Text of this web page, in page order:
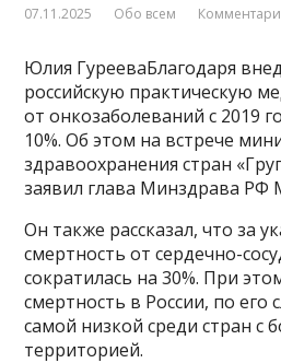
07.11.2025 Обо всем
Юлия ГурееваБлагодаря
российскую практическую
от онкозаболеваний с 2019
10%. Об этом на встрече
здравоохранения стран
заявил глава Минздрава
Он также рассказал, что за
смертность от сердечно-
сократилась на 30%. При
смертность в России, по его
самой низкой среди стран с
территорией.